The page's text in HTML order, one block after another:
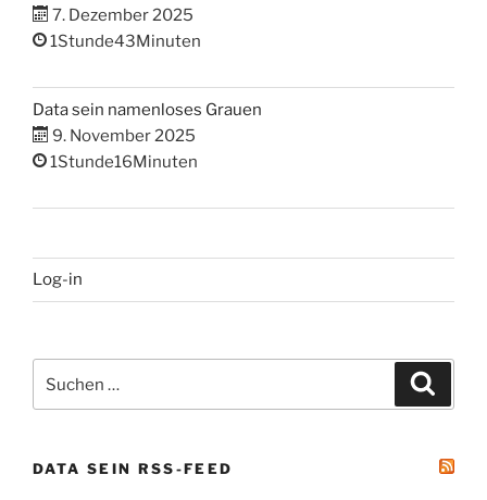
7. Dezember 2025
1Stunde43Minuten
Data sein namenloses Grauen
9. November 2025
1Stunde16Minuten
Log-in
nach:
DATA SEIN RSS-FEED